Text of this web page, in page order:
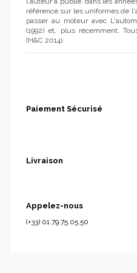
référence sur les uniformes de
passer au moteur avec
(1992) et, plus récemment,
(H&C 2014).
Paiement Sécurisé
Livraison
Appelez-nous
(+33) 01.79.75.05.50